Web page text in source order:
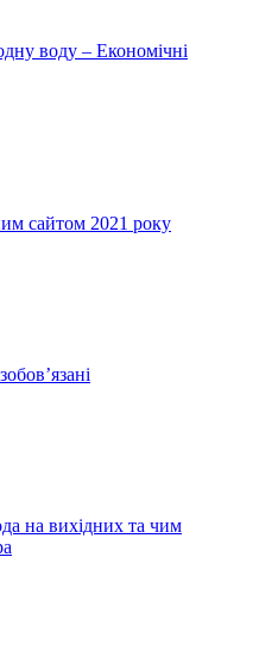
воду – Економічні
сайтом 2021 року
на вихідних та чим